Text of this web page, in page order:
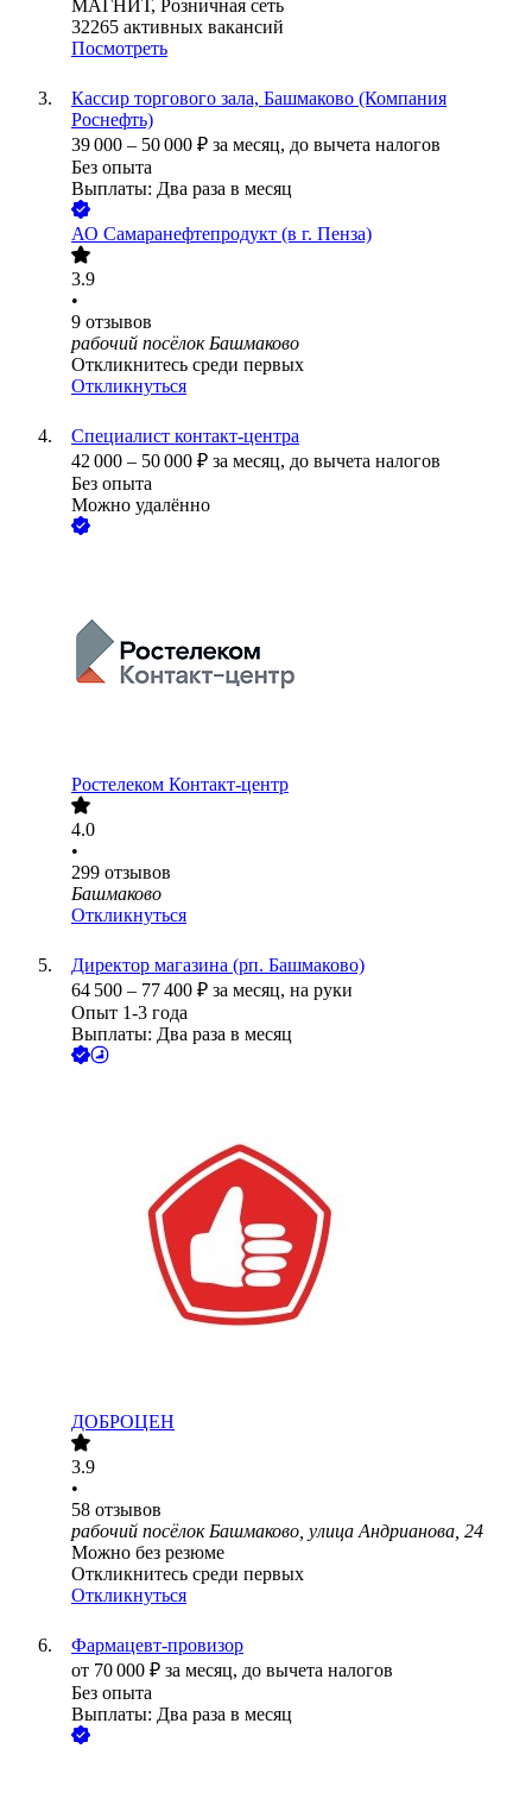
МАГНИТ, Розничная сеть
32265 активных вакансий
Посмотреть
Кассир торгового зала, Башмаково (Компания
Роснефть)
39 000 – 50 000 ₽ за месяц, до вычета налогов
Без опыта
Выплаты: Два раза в месяц
АО Самаранефтепродукт (в г. Пенза)
3.9
•
9 отзывов
рабочий посёлок Башмаково
Откликнитесь среди первых
Откликнуться
Специалист контакт-центра
42 000 – 50 000 ₽ за месяц, до вычета налогов
Без опыта
Можно удалённо
Ростелеком Контакт-центр
4.0
•
299 отзывов
Башмаково
Откликнуться
Директор магазина (рп. Башмаково)
64 500 – 77 400 ₽ за месяц, на руки
Опыт 1-3 года
Выплаты: Два раза в месяц
ДОБРОЦЕН
3.9
•
58 отзывов
рабочий посёлок Башмаково, улица Андрианова, 24
Можно без резюме
Откликнитесь среди первых
Откликнуться
Фармацевт-провизор
от 70 000 ₽ за месяц, до вычета налогов
Без опыта
Выплаты: Два раза в месяц